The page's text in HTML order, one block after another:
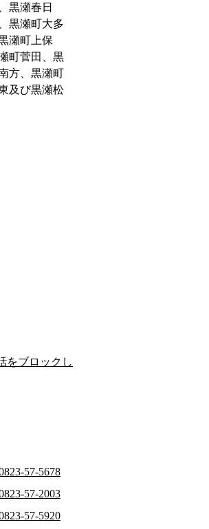
黒瀬春日
黒瀬町大多
瀬町上保
町菅田、黒
方、黒瀬町
及び黒瀬松
をブロックし
57-5678
57-2003
57-5920